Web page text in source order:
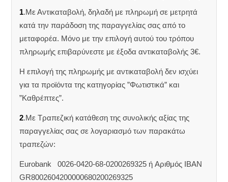
1.Με Αντικαταβολή, δηλαδή με πληρωμή σε μετρητά
κατά την παράδοση της παραγγελίας σας από το
μεταφορέα. Μόνο με την επιλογή αυτού του τρόπου
πληρωμής επιβαρύνεστε με έξοδα αντικαταβολής 3€.
Η επιλογή της πληρωμής με αντικαταβολή δεν ισχύει
για τα προϊόντα της κατηγορίας ”Φωτιστικά” και
”Καθρέπτες”.
2.Με Τραπεζική κατάθεση της συνολικής αξίας της
παραγγελίας σας σε λογαριασμό των παρακάτω
τραπεζών:
Eurobank 0026-0420-68-0200269325 ή Aριθμός IBAN
GR8002604200000680200269325